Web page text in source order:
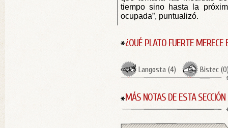
tiempo sino hasta la
ocupada”, puntualizó.
¿QUÉ PLATO FUERTE MERECE
Langosta (4) Bistec (0
MÁS NOTAS DE ESTA SECCIÓN